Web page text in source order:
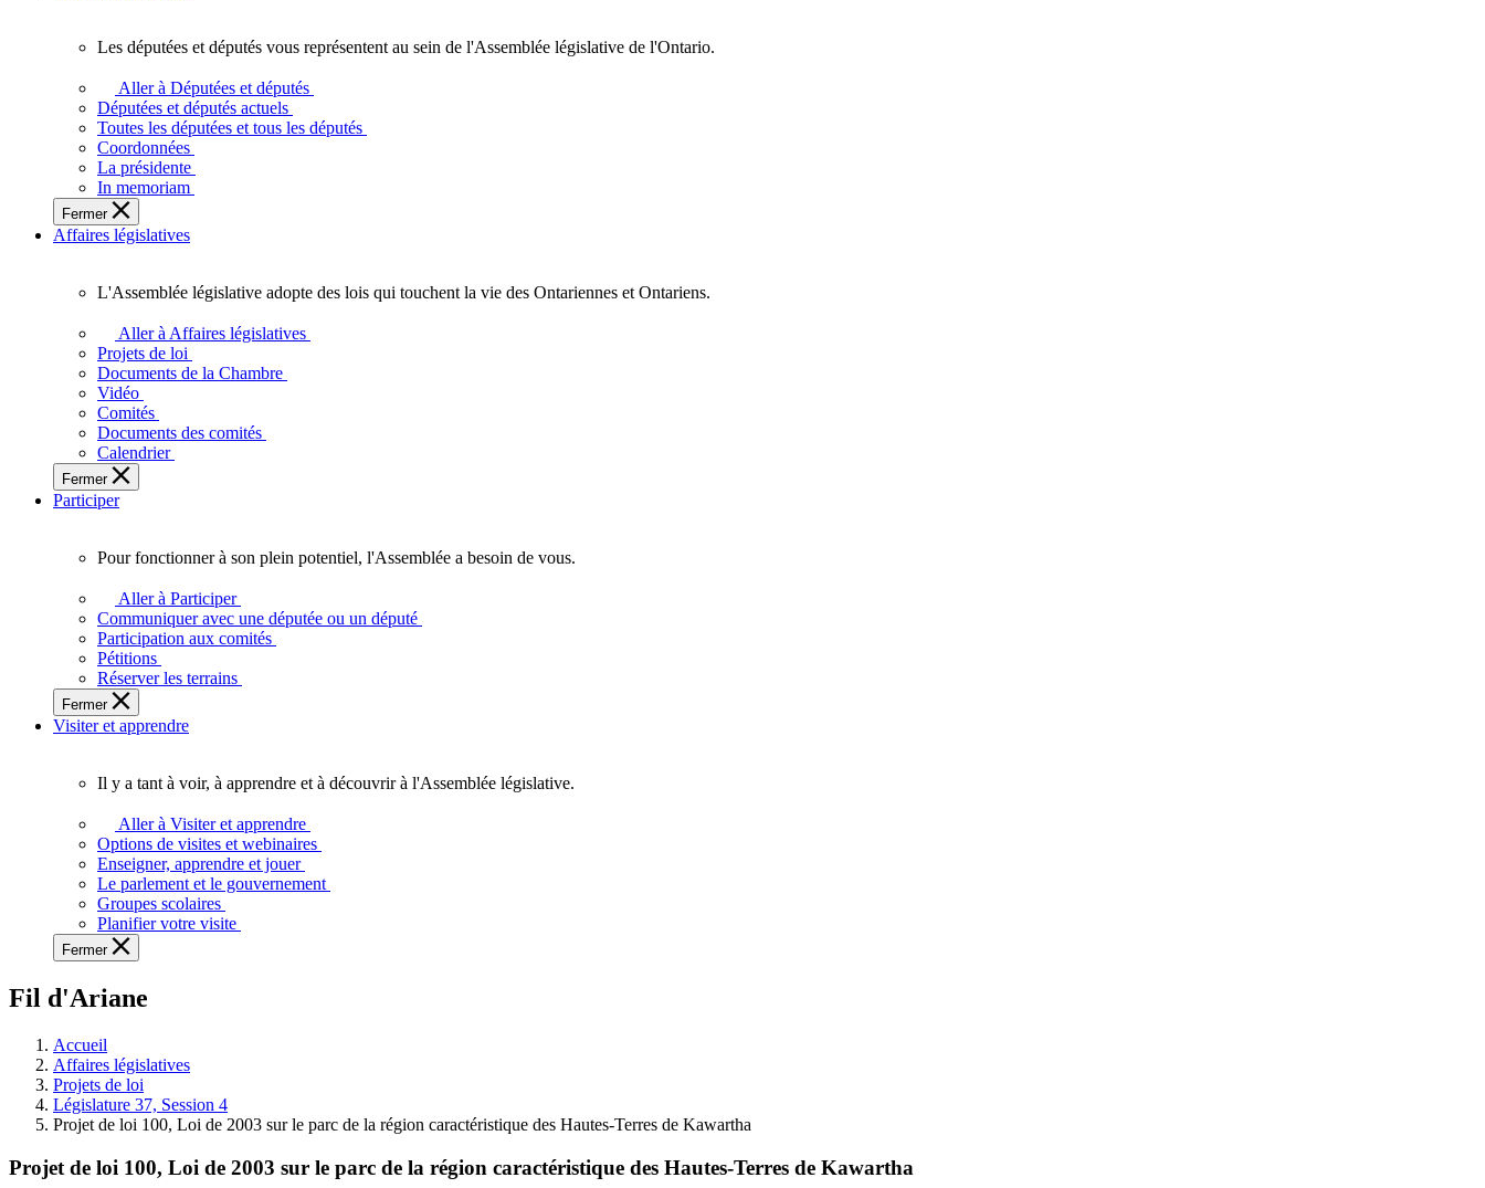
députées
députés
vous
représentent
sein
de
l'Assemblée
l'Ontario.
Les députées et députés vous représentent au sein de l'Assemblée législative de l'Ontario.
Aller à Députées et députés
Députées et députés actuels
Toutes les députées et tous les députés
Coordonnées
La présidente
In memoriam
Fermer
Affaires législatives
législative
adopte
touchent
vie
des
Ontariennes
Ontariens.
L'Assemblée législative adopte des lois qui touchent la vie des Ontariennes et Ontariens.
Aller à Affaires législatives
Projets de loi
Documents de la Chambre
Vidéo
Comités
Documents des comités
Calendrier
Fermer
Participer
fonctionner
plein
potentiel,
l'Assemblée
a
besoin
Pour fonctionner à son plein potentiel, l'Assemblée a besoin de vous.
Aller à Participer
Communiquer avec une députée ou un député
Participation aux comités
Pétitions
Réserver les terrains
Fermer
Visiter et apprendre
voir,
apprendre
et
découvrir
l'Assemblée
législative.
Il y a tant à voir, à apprendre et à découvrir à l'Assemblée législative.
Aller à Visiter et apprendre
Options de visites et webinaires
Enseigner, apprendre et jouer
Le parlement et le gouvernement
Groupes scolaires
Planifier votre visite
Fermer
Fil d'Ariane
Accueil
Affaires législatives
Projets de loi
Législature 37, Session 4
Projet de loi 100, Loi de 2003 sur le parc de la région caractéristique des Hautes-Terres de Kawartha
Projet de loi 100, Loi de 2003 sur le parc de la région caractéristique des Hautes-Terres de Kawartha